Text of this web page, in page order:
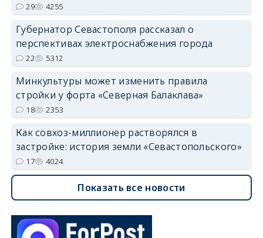
29 4255
Губернатор Севастополя рассказал о
перспективах электроснабжения города
22 5312
Минкультуры может изменить правила
стройки у форта «Северная Балаклава»
18 2353
Как совхоз-миллионер растворялся в
застройке: история земли «Севастопольского»
17 4024
Показать все новости